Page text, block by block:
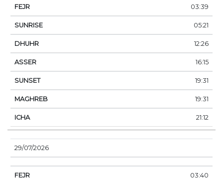
03:39
05:21
12:26
16:15
19:31
19:31
21:12
29/07/2026
03:40